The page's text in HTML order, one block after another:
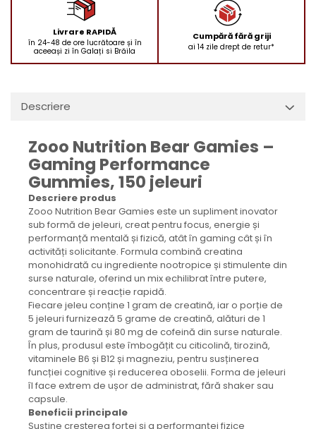
Livrare RAPIDĂ
în 24-48 de ore lucrătoare și în
aceeași zi în Galați si Brăila
Cumpără fără griji
ai 14 zile drept de retur*
Descriere
Zooo Nutrition Bear Gamies –
Gaming Performance
Gummies, 150 jeleuri
Descriere produs
Zooo Nutrition Bear Gamies este un supliment inovator
sub formă de jeleuri, creat pentru focus, energie și
performanță mentală și fizică, atât în gaming cât și în
activități solicitante. Formula combină creatina
monohidrată cu ingrediente nootropice și stimulente din
surse naturale, oferind un mix echilibrat între putere,
concentrare și reacție rapidă.
Fiecare jeleu conține 1 gram de creatină, iar o porție de
5 jeleuri furnizează 5 grame de creatină, alături de 1
gram de taurină și 80 mg de cofeină din surse naturale.
În plus, produsul este îmbogățit cu citicolină, tirozină,
vitaminele B6 și B12 și magneziu, pentru susținerea
funcției cognitive și reducerea oboselii. Forma de jeleuri
îl face extrem de ușor de administrat, fără shaker sau
capsule.
Beneficii principale
Susține creșterea forței și a performanței fizice